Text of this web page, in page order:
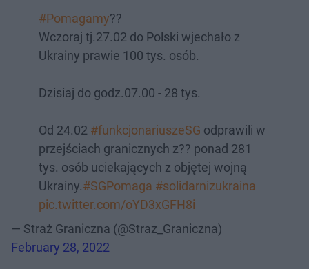
#Pomagamy??
Wczoraj tj.27.02 do Polski wjechało z
Ukrainy prawie 100 tys. osób.
Dzisiaj do godz.07.00 - 28 tys.
Od 24.02 #funkcjonariuszeSG odprawili w
przejściach granicznych z?? ponad 281
tys. osób uciekających z objętej wojną
Ukrainy.#SGPomaga #solidarnizukraina
pic.twitter.com/oYD3xGFH8i
— Straż Graniczna (@Straz_Graniczna)
February 28, 2022